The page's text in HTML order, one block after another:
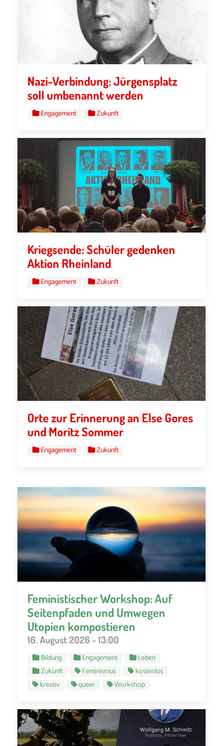
Nazi-Verbindung: Jürgensplatz
soll umbenannt werden
Engagement Zukunft
Kriegsende: Schüler gedenken
Aktion Rheinland
Engagement Zukunft
Orte zur Erinnerung an Else Gores
und Moritz Sommer
Engagement Zukunft
Feministischer Workshop: Auf
Seitenpfaden und Umwegen
Utopien kompostieren
16. August 2026 - 13:00
Bildung Engagement
Leben
Zukunft
Feminismus
kostenlos
kreativ
queer Workshop